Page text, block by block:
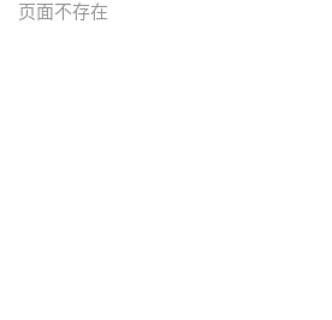
页面不存在